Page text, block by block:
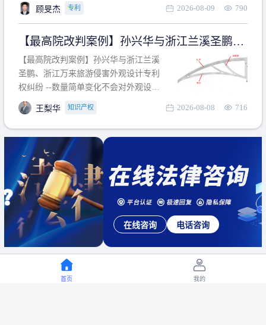
的视觉效果存在显著区别。故就使用状
保护范围确定进行了研究，将办案体会
与研究过程记录如下： 简要结论： 笔者
提出使用状态参考图应以
顾旻杰 专利 2026-08-09 790
【最高院改判案例】孙兴华与浙江兰溪圣鹏、
浙江万来旅游侵害外观设计专利权纠纷
【最高院改判案例】孙兴华与浙江兰溪
圣鹏、浙江万来旅游侵害外观设计专利
权纠纷 --数量简单变化不会对外观设计
产生视觉影响，及现有设计抗辩与专利
无效再审改判可以执行回转 【承办律
师】 王梨华 浙江杭知桥律师事务所 【案
由】 侵害外观设计专利权纠纷 【案号索
引】 再审：最高人民法院(2019)最高法
民再2
王梨华 知识产权 2026-08-08 716
在线咨询 电话咨询
首页 我的